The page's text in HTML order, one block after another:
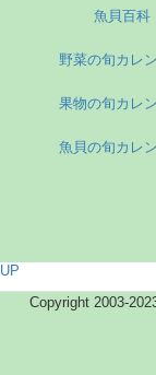
魚貝百科
野菜の旬カレ
果物の旬カレ
魚貝の旬カレ
UP
Copyright 2003-